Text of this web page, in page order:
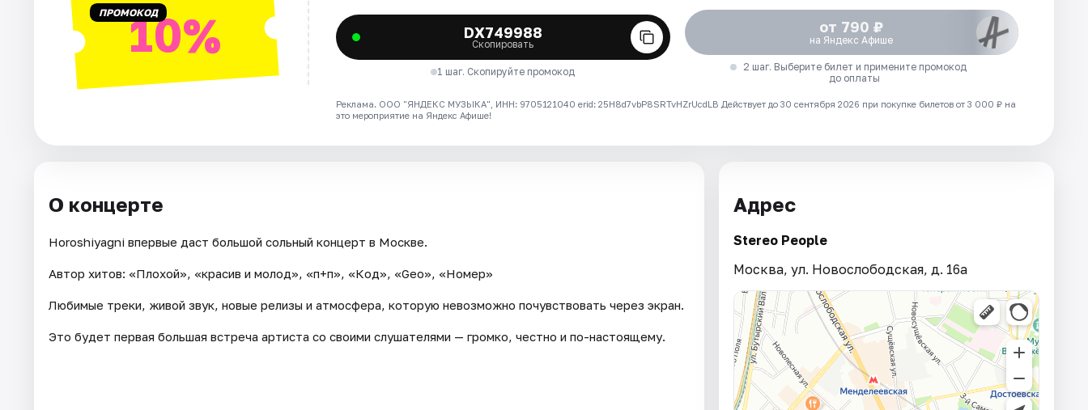
Рейтинги
ПРОМОКОД10% DX749988
Скопировать
1 шаг. Скопируйте промокод
от 790 ₽
на Яндекс Афише
2 шаг. Выберите билет и примените промокод
до оплаты
Реклама. ООО "ЯНДЕКС МУЗЫКА", ИНН: 9705121040 erid: 25H8d7vbP8SRTvHZrUcdLB Действует до 30 сентября 2026 при покупке билетов от 3 000 ₽ на
это мероприятие на Яндекс Афише!
О концерте
Horoshiyagni впервые даст большой сольный концерт в Москве.
Автор хитов: «Плохой», «красив и молод», «п+п», «Код», «Geo», «Номер»
Любимые треки, живой звук, новые релизы и атмосфера, которую невозможно почувствовать через экран.
Это будет первая большая встреча артиста со своими слушателями — громко, честно и по-настоящему.
Адрес
Stereo People
Москва, ул. Новослободская, д. 16а